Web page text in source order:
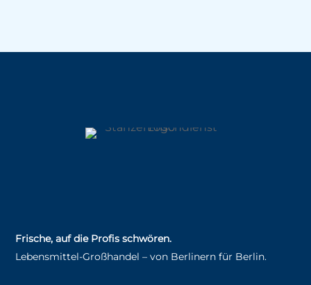
Frische, auf die Profis schwören.
Lebensmittel‑Großhandel – von Berlinern für Berlin.